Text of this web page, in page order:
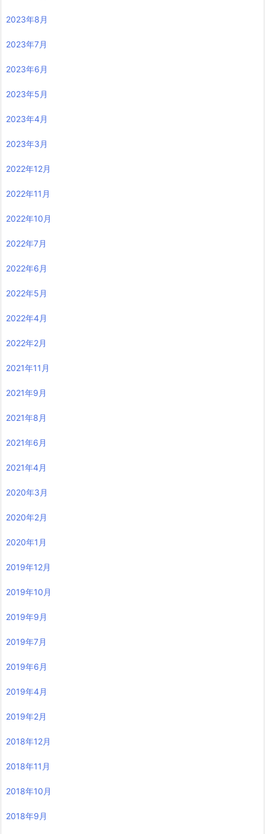
2023年8月
2023年7月
2023年6月
2023年5月
2023年4月
2023年3月
2022年12月
2022年11月
2022年10月
2022年7月
2022年6月
2022年5月
2022年4月
2022年2月
2021年11月
2021年9月
2021年8月
2021年6月
2021年4月
2020年3月
2020年2月
2020年1月
2019年12月
2019年10月
2019年9月
2019年7月
2019年6月
2019年4月
2019年2月
2018年12月
2018年11月
2018年10月
2018年9月